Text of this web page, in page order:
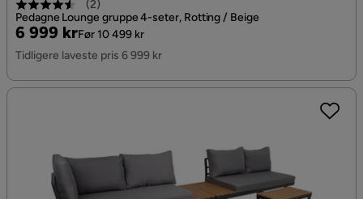
(2)
Pedagne Lounge gruppe 4-seter, Rotting / Beige
Pris
6 999 kr
Original
Pris
Før 10 499 kr
Tidligere laveste pris 6 999 kr